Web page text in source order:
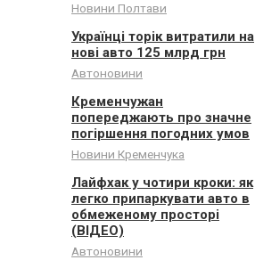
Новини Полтави
Українці торік витратили на
нові авто 125 млрд грн
Автоновини
Кременчужан
попереджають про значне
погіршення погодних умов
Новини Кременчука
Лайфхак у чотири кроки: як
легко припаркувати авто в
обмеженому просторі
(ВІДЕО)
Автоновини